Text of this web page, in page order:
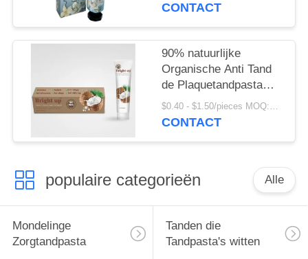
CONTACT
90% natuurlijke
Organische Anti Tand
de Plaquetandpasta
van de Kokosnotenolie$0.40 - $1.50/pieces MOQ:240 Stukken
CONTACT
populaire categorieën Alle
Mondelinge
Zorgtandpasta
Tanden die
Tandpasta's witten